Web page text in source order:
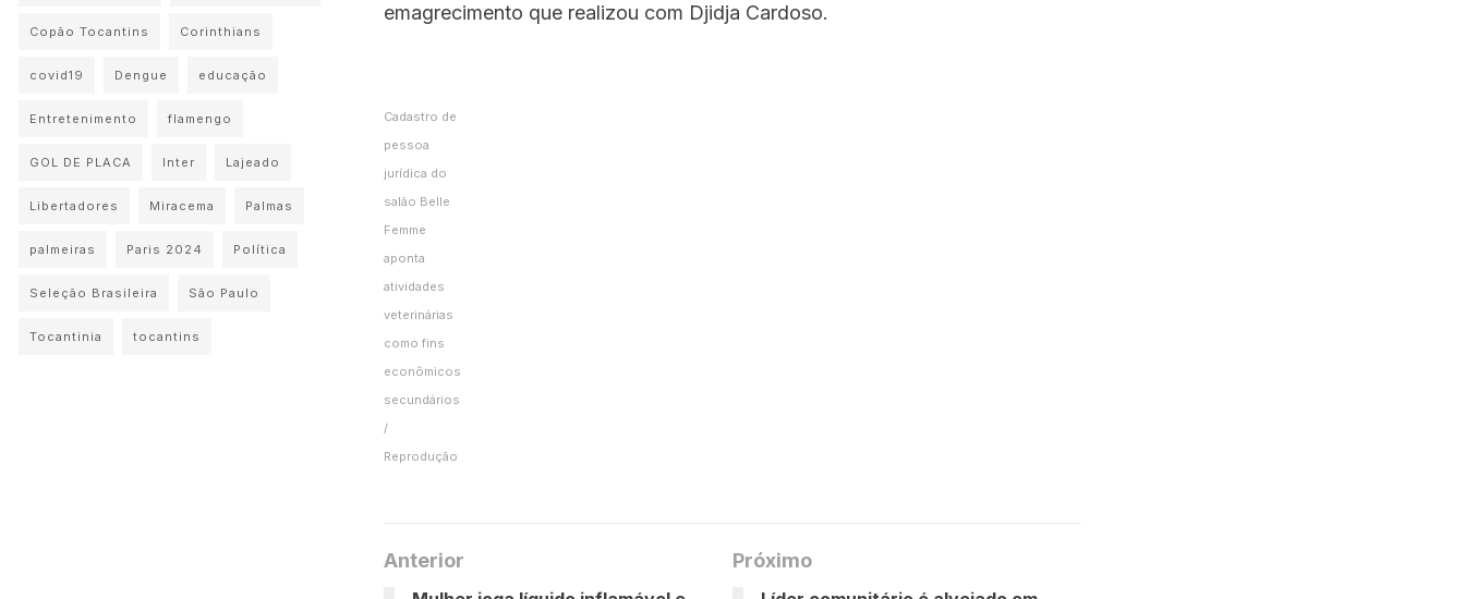
emagrecimento que realizou com Djidja Cardoso.
Cadastro de
pessoa
jurídica do
salão Belle
Femme
aponta
atividades
veterinárias
como fins
econômicos
secundários
/
Reprodução
Anterior Próximo
Copão Tocantins Corinthians
covid19 Dengue educação
Entretenimento flamengo
GOL DE PLACA Inter Lajeado
Libertadores Miracema Palmas
palmeiras Paris 2024 Política
Seleção Brasileira São Paulo
Tocantinia tocantins